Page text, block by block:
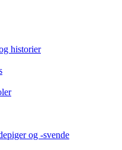
historier
og -svende